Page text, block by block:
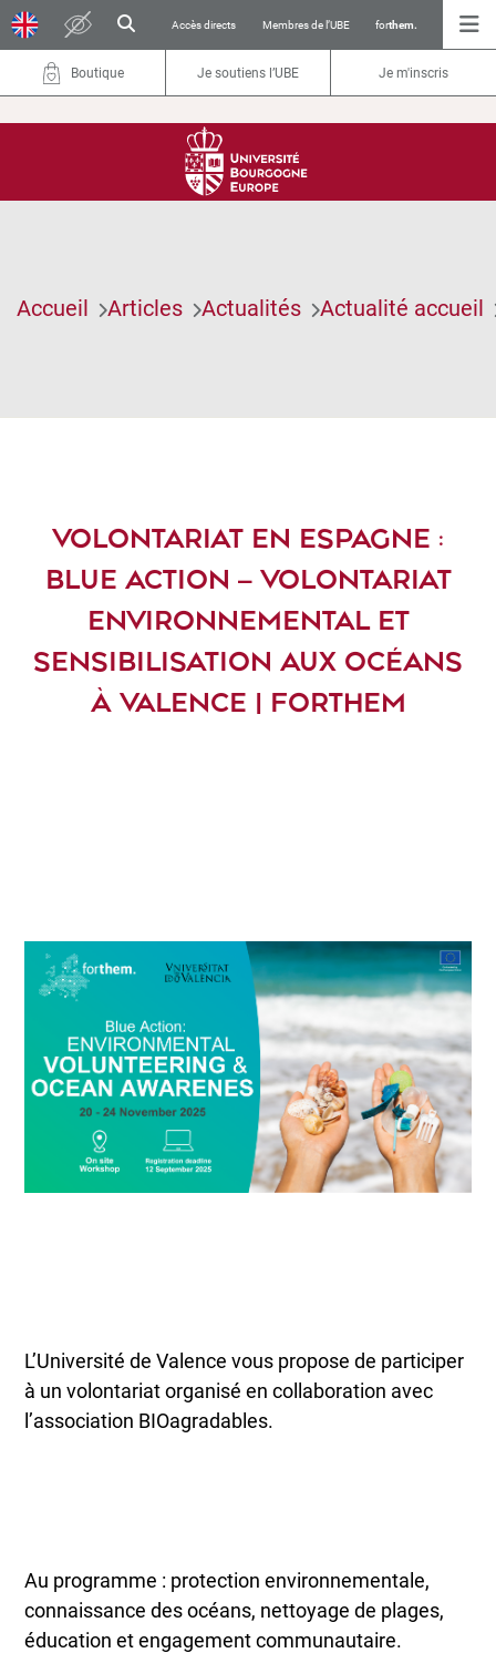
Accès directs Membres de l’UBE forthem.
Boutique Je soutiens l’UBE Je m'inscris
Accueil Articles Actualités Actualité accueil
VOLONTARIAT EN ESPAGNE :
BLUE ACTION – VOLONTARIAT
ENVIRONNEMENTAL ET
SENSIBILISATION AUX OCÉANS
À VALENCE | FORTHEM
L’Université de Valence vous propose de participer
à un volontariat organisé en collaboration avec
l’association BIOagradables.
Au programme : protection environnementale,
connaissance des océans, nettoyage de plages,
éducation et engagement communautaire.